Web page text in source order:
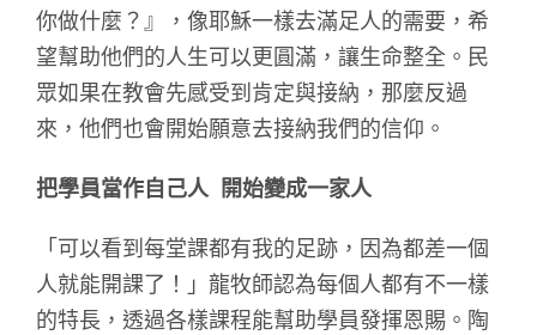
你做什麼？』，像耶穌一樣去滿足人的需要，希
望幫助他們的人生可以更圓滿，讓生命整全。民
眾如果在教會先感受到肯定與接納，那麼反過
來，他們也會開始願意去接納我們的信仰。
把學員當作自己人 開始變成一家人
「可以看到每堂課都有我的足跡，因為都差一個
人就能開課了！」龍牧師認為每個人都有不一樣
的特長，透過各樣課程能幫助學員發揮恩賜。陶